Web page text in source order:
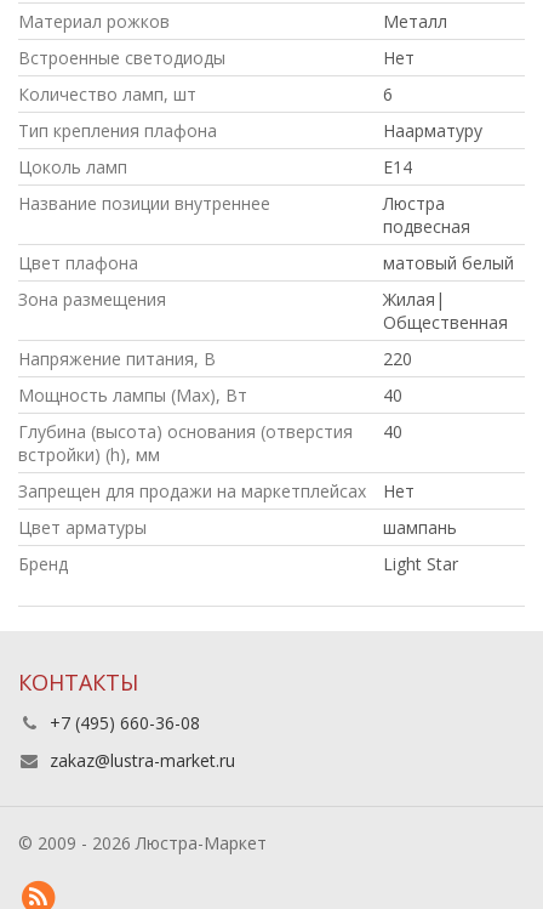
Материал рожков
Металл
Встроенные светодиоды
Нет
Количество ламп, шт
6
Тип крепления плафона
Наарматуру
Цоколь ламп
E14
Название позиции внутреннее
Люстра
подвесная
Цвет плафона
матовый белый
Зона размещения
Жилая|
Общественная
Напряжение питания, В
220
Мощность лампы (Max), Вт
40
Глубина (высота) основания (отверстия
встройки) (h), мм
40
Запрещен для продажи на маркетплейсах
Нет
Цвет арматуры
шампань
Бренд
Light Star
КОНТАКТЫ
+7 (495) 660-36-08
zakaz@lustra-market.ru
© 2009 - 2026 Люстра-Маркет